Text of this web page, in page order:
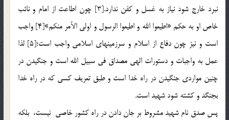
نبرد خارج شود نياز به غسل و كفن ندارد.[3] چون اطاعت از امام و نائب
خاص او به حكم «اطيعوا الله و اطيعوا الرسول و اولي الأمر منكم»[4] واجب
است و نيز چون دفاع از اسلام و سرزمينهاي اسلامي واجب است؛[5] لذا
عمل به واجبات و دستورات الهي مصداق في سبيل الله است و جنگيدن در
چنين مواردي جنگيدن در راه خدا است و طبق تعريف كسي كه در راه خدا
بجنگد و كشته شود شهيد است.
پس صدق نام شهيد مشروط بر جان دادن در راه كشور خاصي نيست، بلكه